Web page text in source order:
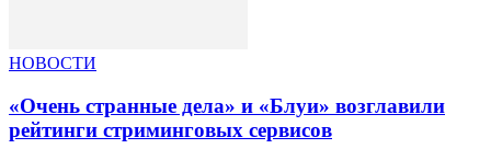
НОВОСТИ
«Очень странные дела» и «Блуи» возглавили
рейтинги стриминговых сервисов